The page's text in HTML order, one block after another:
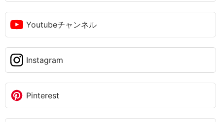
Youtubeチャンネル
Instagram
Pinterest